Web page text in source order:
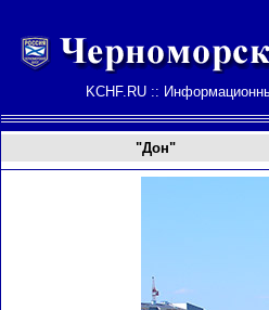
KCHF.RU ::
"Дон"